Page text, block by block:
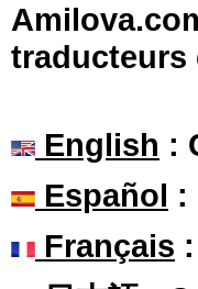
traducteurs
English :
Español :
Français